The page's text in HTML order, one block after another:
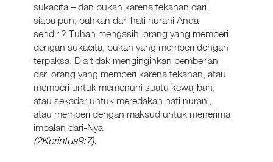
sukacita – dan bukan karena tekanan dari
siapa pun, bahkan dari hati nurani Anda
sendiri? Tuhan mengasihi orang yang memberi
dengan sukacita, bukan yang memberi dengan
terpaksa. Dia tidak menginginkan pemberian
dari orang yang memberi karena tekanan, atau
memberi untuk memenuhi suatu kewajiban,
atau sekadar untuk meredakan hati nurani,
atau memberi dengan maksud untuk menerima
imbalan dari-Nya
(2Korintus9:7).